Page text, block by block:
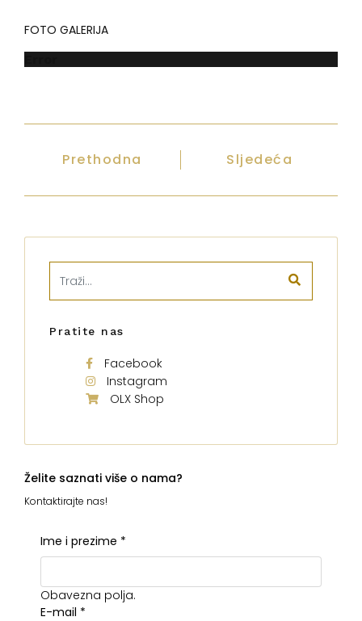
FOTO GALERIJA
Prethodna Sljedeća
Pratite nas
Facebook
Instagram
OLX Shop
Želite saznati više o nama?
Kontaktirajte nas!
Ime i prezime *
Obavezna polja.
E-mail *